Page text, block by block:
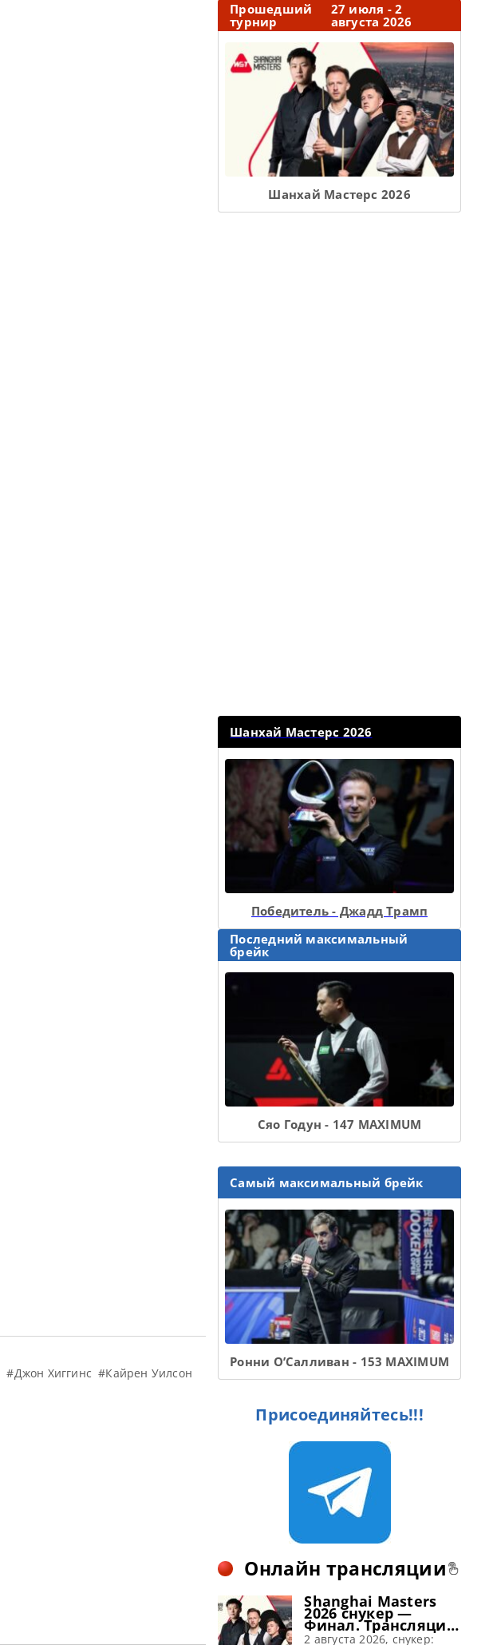
#Джон Хиггинс #Кайрен Уилсон
Прошедший
турнир
27 июля - 2
августа 2026
Шанхай Мастерс 2026
Шанхай Мастерс 2026
Победитель - Джадд Трамп
Последний максимальный
брейк
Сяо Годун - 147 MAXIMUM
Самый максимальный брейк
Ронни О’Салливан - 153 MAXIMUM
Присоединяйтесь!!!
Онлайн трансляции
Shanghai Masters
2026 снукер —
Финал. Трансляции
расписание
2 августа 2026, снукер: